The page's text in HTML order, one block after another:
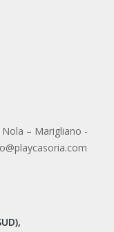
Nola – Marigliano -